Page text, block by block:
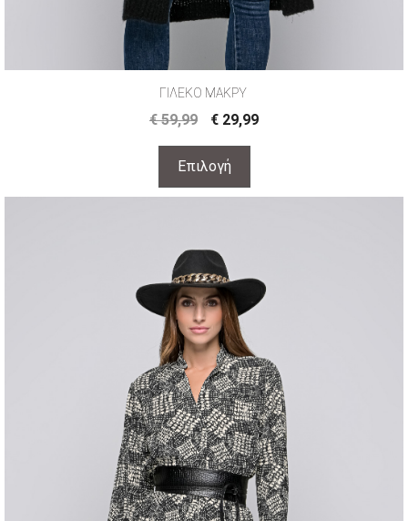
ΓΙΛΕΚΟ ΜΑΚΡΥ
€59,99 € 29,99
Επιλογή